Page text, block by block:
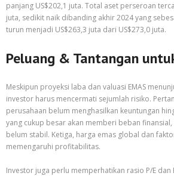
panjang US$202,1 juta. Total aset perseroan
juta, sedikit naik dibanding akhir 2024 yang
turun menjadi US$263,3 juta dari US$273,0 juta.
Peluang & Tantangan
Meskipun proyeksi laba dan valuasi EMAS
investor harus mencermati sejumlah risiko.
perusahaan belum menghasilkan keuntungan
yang cukup besar akan memberi beban
belum stabil. Ketiga, harga emas global dan
memengaruhi profitabilitas.
Investor juga perlu memperhatikan rasio P/E dan